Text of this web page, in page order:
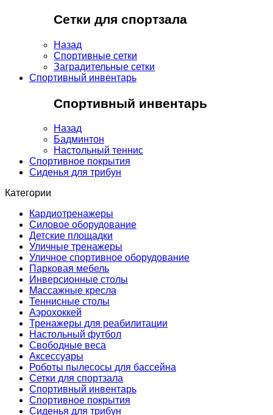
Сетки для спортзала
Назад
Спортивные сетки
Заградительные сетки
Спортивный инвентарь
Спортивный инвентарь
Назад
Бадминтон
Настольный теннис
Спортивное покрытия
Сиденья для трибун
Категории
Кардиотренажеры
Силовое оборудование
Детские площадки
Уличные тренажеры
Уличное спортивное оборудование
Парковая мебель
Инверсионные столы
Массажные кресла
Теннисные столы
Аэрохоккей
Тренажеры для реабилитации
Настольный футбол
Свободные веса
Аксессуары
Роботы пылесосы для бассейна
Сетки для спортзала
Спортивный инвентарь
Спортивное покрытия
Сиденья для трибун